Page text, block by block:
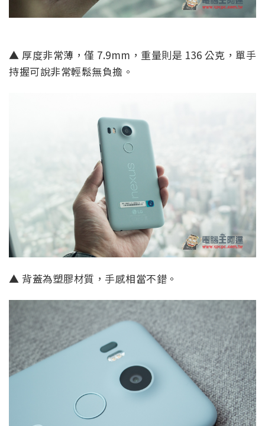
▲ 厚度非常薄，僅 7.9mm，重量則是 136 公克，單手
持握可說非常輕鬆無負擔。
▲ 背蓋為塑膠材質，手感相當不錯。